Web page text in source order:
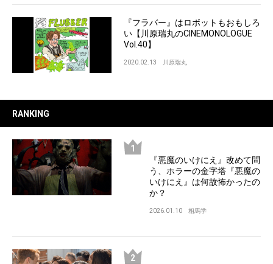
『フラバー』はロボットもおもしろ
い【川原瑞丸のCINEMONOLOGUE
Vol.40】
2020.02.13 川原瑞丸
RANKING
『悪魔のいけにえ』改めて問
う、ホラーの金字塔『悪魔の
いけにえ』は何故怖かったの
か？
2026.01.10 相馬学